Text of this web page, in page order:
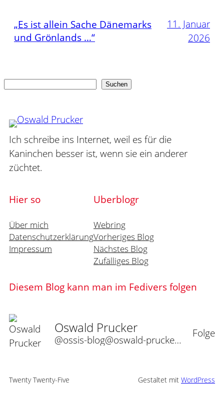
„Es ist allein Sache Dänemarks
und Grönlands …“
11. Januar
2026
Suchen
Ich schreibe ins Internet, weil es für die
Kaninchen besser ist, wenn sie ein anderer
züchtet.
Hier so
Über mich
Datenschutzerklärung
Impressum
Uberblogr
Webring
Vorheriges Blog
Nächstes Blog
Zufälliges Blog
Diesem Blog kann man im Fedivers folgen
Oswald Prucker
@ossis-blog@oswald-prucker.de
Folge
Twenty Twenty-Five Gestaltet mit WordPress